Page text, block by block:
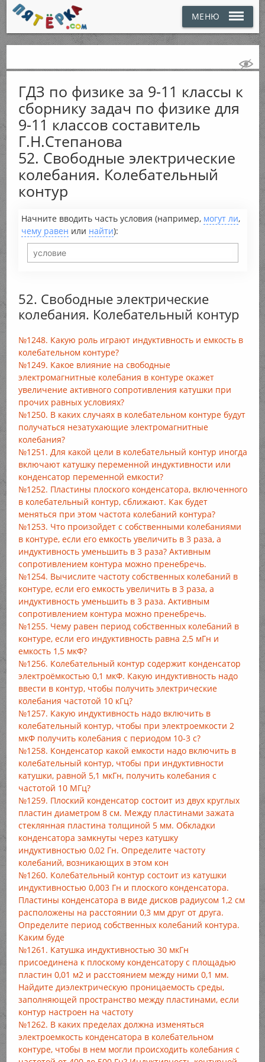
МЕНЮ
ГДЗ по физике за 9-11 классы к
сборнику задач по физике для
9-11 классов составитель
Г.Н.Степанова
52. Свободные электрические
колебания. Колебательный
контур
Начните вводить часть условия (например, могут ли,
чему равен или найти):
52. Свободные электрические
колебания. Колебательный контур
№1248. Какую роль играют индуктивность и емкость в
колебательном контуре?
№1249. Какое влияние на свободные
электромагнитные колебания в контуре окажет
увеличение активного сопротивления катушки при
прочих равных условиях?
№1250. В каких случаях в колебательном контуре будут
получаться незатухающие электромагнитные
колебания?
№1251. Для какой цели в колебательный контур иногда
включают катушку переменной индуктивности или
конденсатор переменной емкости?
№1252. Пластины плоского конденсатора, включенного
в колебательный контур, сближают. Как будет
меняться при этом частота колебаний контура?
№1253. Что произойдет с собственными колебаниями
в контуре, если его емкость увеличить в 3 раза, а
индуктивность уменьшить в 3 раза? Активным
сопротивлением контура можно пренебречь.
№1254. Вычислите частоту собственных колебаний в
контуре, если его емкость увеличить в 3 раза, а
индуктивность уменьшить в 3 раза. Активным
сопротивлением контура можно пренебречь.
№1255. Чему равен период собственных колебаний в
контуре, если его индуктивность равна 2,5 мГн и
емкость 1,5 мкФ?
№1256. Колебательный контур содержит конденсатор
электроёмкостью 0,1 мкФ. Какую индуктивность надо
ввести в контур, чтобы получить электрические
колебания частотой 10 кГц?
№1257. Какую индуктивность надо включить в
колебательный контур, чтобы при электроемкости 2
мкФ получить колебания с периодом 10-3 с?
№1258. Конденсатор какой емкости надо включить в
колебательный контур, чтобы при индуктивности
катушки, равной 5,1 мкГн, получить колебания с
частотой 10 МГц?
№1259. Плоский конденсатор состоит из двух круглых
пластин диаметром 8 см. Между пластинами зажата
стеклянная пластина толщиной 5 мм. Обкладки
конденсатора замкнуты через катушку
индуктивностью 0,02 Гн. Определите частоту
колебаний, возникающих в этом кон
№1260. Колебательный контур состоит из катушки
индуктивностью 0,003 Гн и плоского конденсатора.
Пластины конденсатора в виде дисков радиусом 1,2 см
расположены на расстоянии 0,3 мм друг от друга.
Определите период собственных колебаний контура.
Каким буде
№1261. Катушка индуктивностью 30 мкГн
присоединена к плоскому конденсатору с площадью
пластин 0,01 м2 и расстоянием между ними 0,1 мм.
Найдите диэлектрическую проницаемость среды,
заполняющей пространство между пластинами, если
контур настроен на частоту
№1262. В каких пределах должна изменяться
электроемкость конденсатора в колебательном
контуре, чтобы в нем могли происходить колебания с